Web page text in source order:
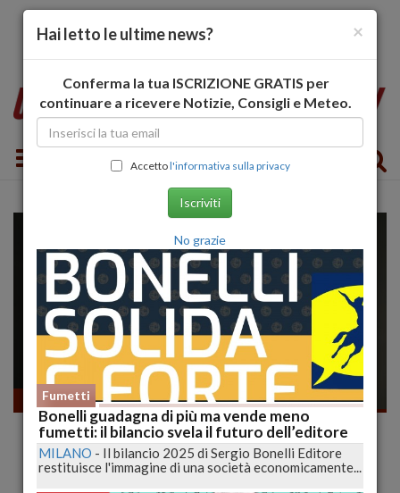
Toggle navigation
Fumetti
Hal Hickel, Romics d’Oro della 34^ edizione
×
Hai letto le ultime news?
Conferma la tua ISCRIZIONE GRATIS per
continuare a ricevere Notizie, Consigli e Meteo.
Accettol'informativa sulla privacy
Iscriviti
No grazie
Fumetti
Bonelli guadagna di più ma vende meno
fumetti: il bilancio svela il futuro dell’editore
MILANO - Il bilancio 2025 di Sergio Bonelli Editore
restituisce l'immagine di una società economicamente...